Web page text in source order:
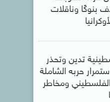
بنوكًا وناقلات
تدين وتحذر
حربه الشاملة
ومخاطر